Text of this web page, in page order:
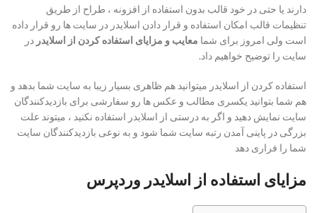
دارند یا حتی در خود قالب بدون استفاده از افزونه ، طراح از طریق
تنظیمات قالب امکان استفاده و قرار دادن اسلایدر در سایت ها رو قرار داده
است ولی امروز برای شما معایب و مزایای استفاده کردن از اسلایدر در
سایت را توضیح خواهیم داد.
استفاده کردن از اسلایدر میتوانید هم ظاهری بسیار زیبا به سایت شما بدهد و
هم شما بتوانید یکسری مطالب و عکس ها رو سفارشی برای بازدیدکنندگان
سایت نمایش دهید و اگر به درستی از اسلایدر استفاده نکنید ، میتوند علت
بزرگی در پاینی آمدن رتبه سایت شما شود و به نوعی بازدیدکنندگان سایت
شما را فراری دهد
مزایای استفاده از اسلایدر وردپرس